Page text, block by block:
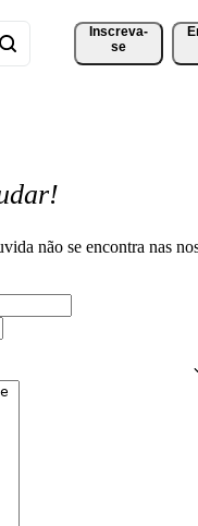
Inscreva-
se
não se encontra nas